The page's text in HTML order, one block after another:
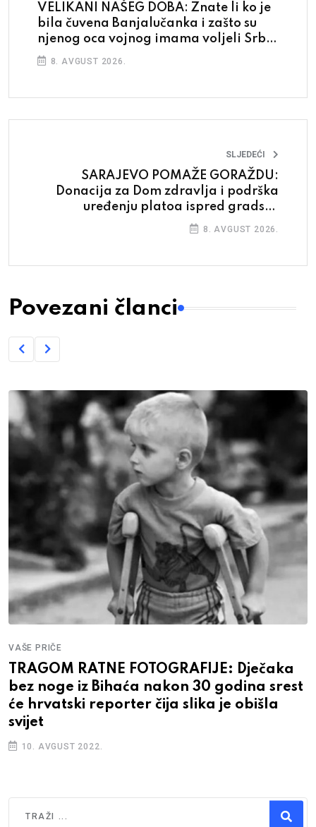
VELIKANI NAŠEG DOBA: Znate li ko je
bila čuvena Banjalučanka i zašto su
njenog oca vojnog imama voljeli Srbi i
Jevreji?
8. AVGUST 2026.
SLJEDEĆI
SARAJEVO POMAŽE GORAŽDU:
Donacija za Dom zdravlja i podrška
uređenju platoa ispred gradske
8. AVGUST 2026.
Povezani članci
VAŠE PRIČE
TRAGOM RATNE FOTOGRAFIJE: Dječaka
bez noge iz Bihaća nakon 30 godina srest
će hrvatski reporter čija slika je obišla
svijet
10. AVGUST 2022.